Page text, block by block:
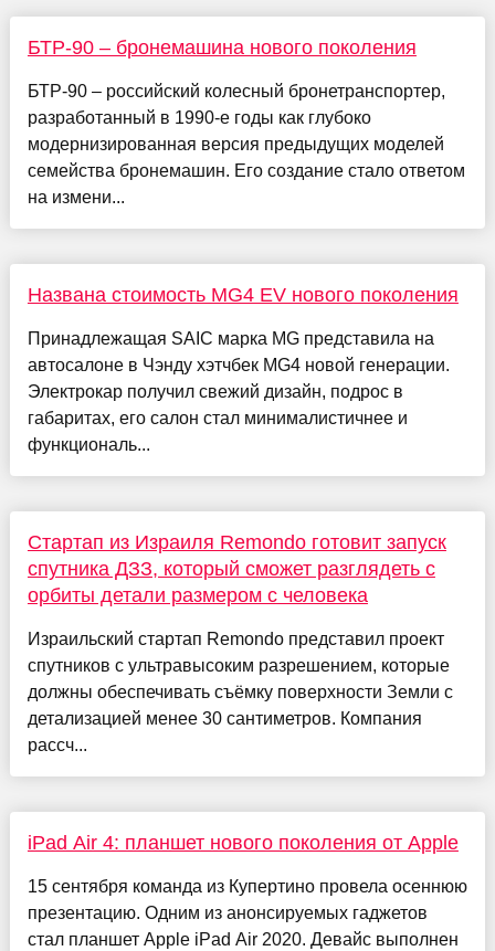
БТР-90 – бронемашина нового поколения
БТР-90 – российский колесный бронетранспортер,
разработанный в 1990-е годы как глубоко
модернизированная версия предыдущих моделей
семейства бронемашин. Его создание стало ответом
на измени...
Названа стоимость MG4 EV нового поколения
Принадлежащая SAIC марка MG представила на
автосалоне в Чэнду хэтчбек MG4 новой генерации.
Электрокар получил свежий дизайн, подрос в
габаритах, его салон стал минималистичнее и
функциональ...
Стартап из Израиля Remondo готовит запуск
спутника ДЗЗ, который сможет разглядеть с
орбиты детали размером с человека
Израильский стартап Remondo представил проект
спутников с ультравысоким разрешением, которые
должны обеспечивать съёмку поверхности Земли с
детализацией менее 30 сантиметров. Компания
рассч...
iPad Air 4: планшет нового поколения от Apple
15 сентября команда из Купертино провела осеннюю
презентацию. Одним из анонсируемых гаджетов
стал планшет Apple iPad Air 2020. Девайс выполнен